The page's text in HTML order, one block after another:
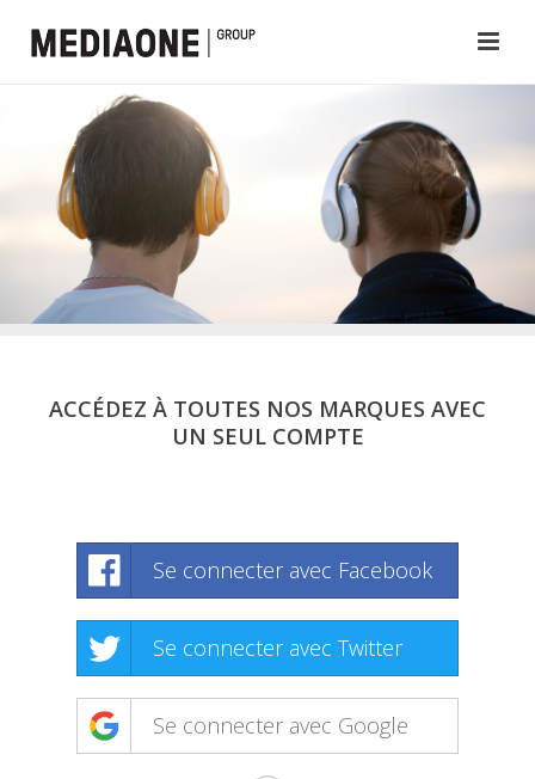
ACCÉDEZ À TOUTES NOS MARQUES AVEC
UN SEUL COMPTE
Se connecter avec Facebook
Se connecter avec Twitter
Se connecter avec Google